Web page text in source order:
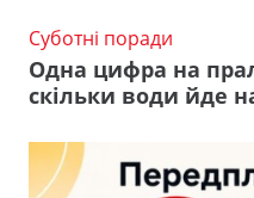
Суботні поради
Одна цифра на
скільки води йде